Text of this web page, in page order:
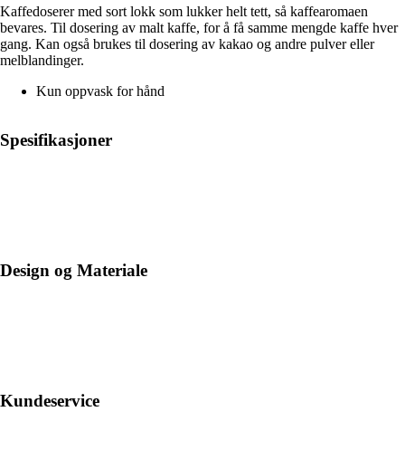
Kaffedoserer med sort lokk som lukker helt tett, så kaffearomaen
bevares. Til dosering av malt kaffe, for å få samme mengde kaffe hver
gang. Kan også brukes til dosering av kakao og andre pulver eller
melblandinger.
Kun oppvask for hånd
Spesifikasjoner
Design og Materiale
Kundeservice